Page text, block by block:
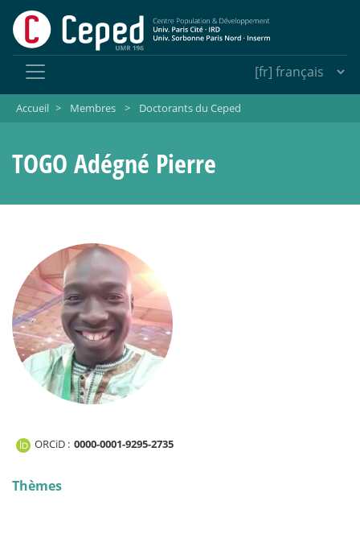
Accueil > Membres > Doctorants du Ceped
TOGO Adégné Pierre
ORCiD : 0000-0001-9295-2735
Thèmes